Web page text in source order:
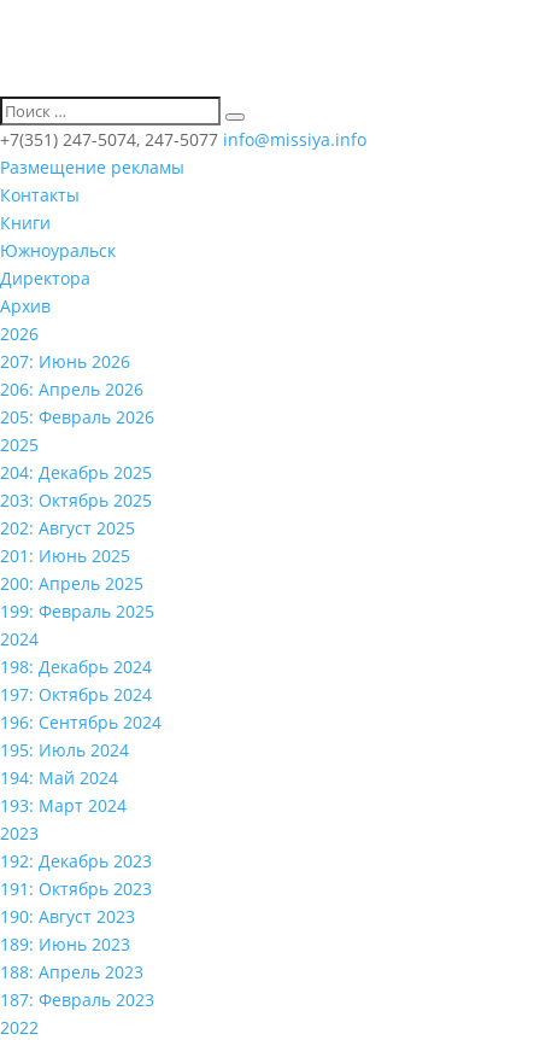
+7(351) 247-5074, 247-5077 info@missiya.info
Размещение рекламы
Контакты
Книги
Южноуральск
Директора
Архив
2026
207: Июнь 2026
206: Апрель 2026
205: Февраль 2026
2025
204: Декабрь 2025
203: Октябрь 2025
202: Август 2025
201: Июнь 2025
200: Апрель 2025
199: Февраль 2025
2024
198: Декабрь 2024
197: Октябрь 2024
196: Сентябрь 2024
195: Июль 2024
194: Май 2024
193: Март 2024
2023
192: Декабрь 2023
191: Октябрь 2023
190: Август 2023
189: Июнь 2023
188: Апрель 2023
187: Февраль 2023
2022